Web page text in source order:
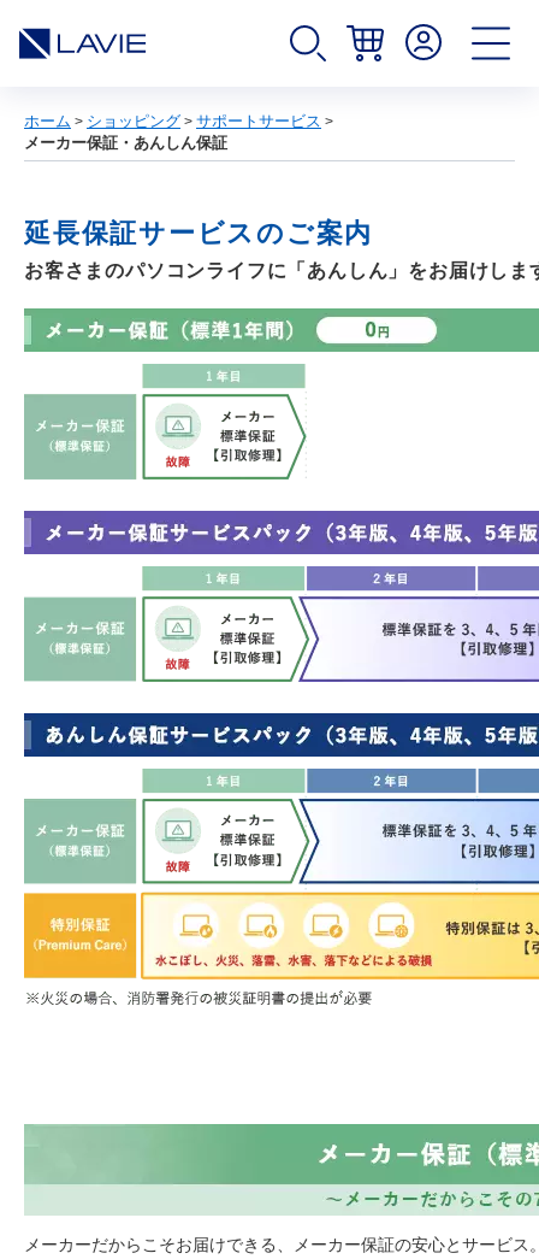
ホーム > ショッピング > サポートサービス >
メーカー保証・あんしん保証
延長保証サービスのご案内
お客さまのパソコンライフに「あんしん」をお届けしま
メーカーだからこそお届けできる、メーカー保証の安心とサービス